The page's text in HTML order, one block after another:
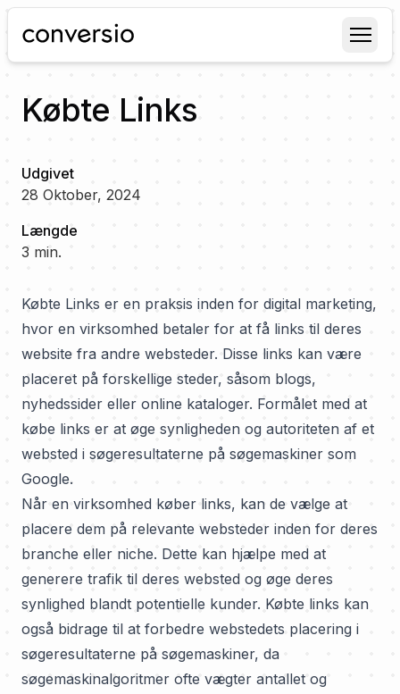
Conversio
Købte Links
Udgivet
28 Oktober, 2024
Længde
3 min.
Købte Links er en praksis inden for digital marketing,
hvor en virksomhed betaler for at få links til deres
website fra andre websteder. Disse links kan være
placeret på forskellige steder, såsom blogs,
nyhedssider eller online kataloger. Formålet med at
købe links er at øge synligheden og autoriteten af et
websted i søgeresultaterne på søgemaskiner som
Google.
Når en virksomhed køber links, kan de vælge at
placere dem på relevante websteder inden for deres
branche eller niche. Dette kan hjælpe med at
generere trafik til deres websted og øge deres
synlighed blandt potentielle kunder. Købte links kan
også bidrage til at forbedre webstedets placering i
søgeresultaterne på søgemaskiner, da
søgemaskinalgoritmer ofte vægter antallet og